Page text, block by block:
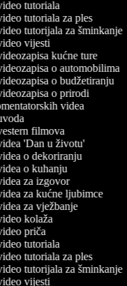
tutoriala
tutoriala za ples
tutorijala za šminkanje
vijesti
kućne ture
o automobilima
o budžetiranju
o prirodi
videa
filmova
'Dan u životu'
o dekoriranju
o kuhanju
za izgovor
za kućne ljubimce
za vježbanje
kolaža
priča
tutoriala
tutoriala za ples
tutorijala za šminkanje
vijesti